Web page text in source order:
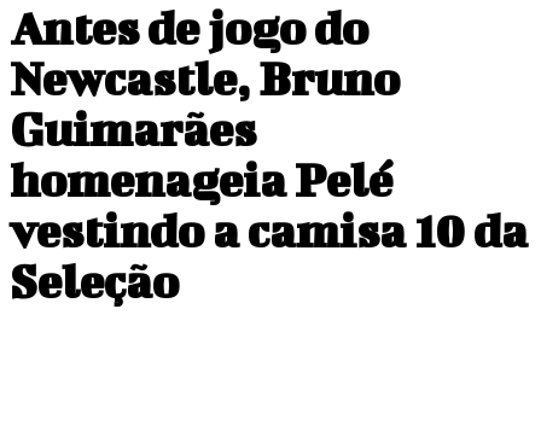
Antes de jogo do
Newcastle, Bruno
Guimarães
homenageia Pelé
vestindo a camisa 10 da
Seleção